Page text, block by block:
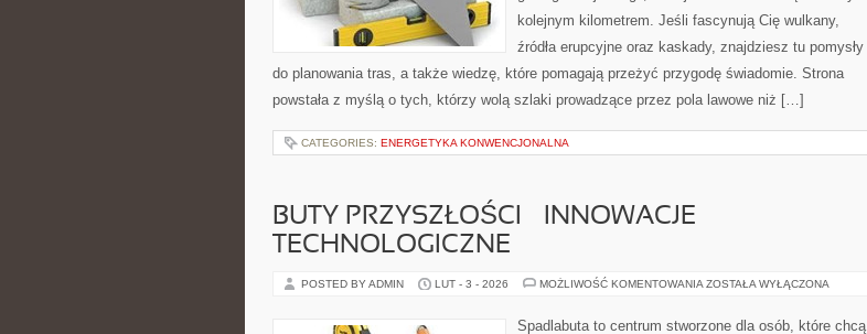
kolejnym kilometrem. Jeśli fascynują Cię wulkany,
źródła erupcyjne oraz kaskady, znajdziesz tu pomysły
do planowania tras, a także wiedzę, które pomagają przeżyć przygodę świadomie. Strona
powstała z myślą o tych, którzy wolą szlaki prowadzące przez pola lawowe niż […]
CATEGORIES: ENERGETYKA KONWENCJONALNA
BUTY PRZYSZŁOŚCI – INNOWACJE
TECHNOLOGICZNE
POSTED BY ADMIN LUT - 3 - 2026 MOŻLIWOŚĆ KOMENTOWANIA BUTY
INNOWACJE
TECHNOLOGICZNE
ZOSTAŁA WYŁĄCZONA
Spadlabuta to centrum stworzone dla osób, które chcą